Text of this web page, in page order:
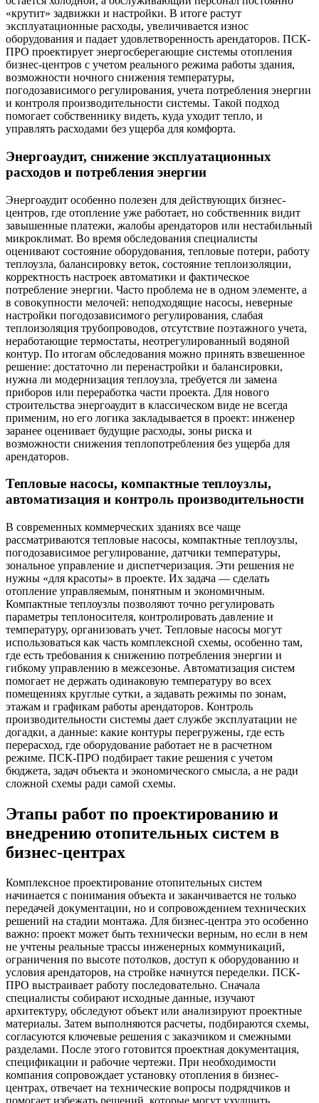
«крутит» задвижки и настройки. В итоге растут
эксплуатационные расходы, увеличивается износ
оборудования и падает удовлетворенность арендаторов. ПСК-
ПРО проектирует энергосберегающие системы отопления
бизнес-центров с учетом реального режима работы здания,
возможности ночного снижения температуры,
погодозависимого регулирования, учета потребления энергии
и контроля производительности системы. Такой подход
помогает собственнику видеть, куда уходит тепло, и
управлять расходами без ущерба для комфорта.
Энергоаудит, снижение эксплуатационных
расходов и потребления энергии
Энергоаудит особенно полезен для действующих бизнес-
центров, где отопление уже работает, но собственник видит
завышенные платежи, жалобы арендаторов или нестабильный
микроклимат. Во время обследования специалисты
оценивают состояние оборудования, тепловые потери, работу
теплоузла, балансировку веток, состояние теплоизоляции,
корректность настроек автоматики и фактическое
потребление энергии. Часто проблема не в одном элементе, а
в совокупности мелочей: неподходящие насосы, неверные
настройки погодозависимого регулирования, слабая
теплоизоляция трубопроводов, отсутствие поэтажного учета,
неработающие термостаты, неотрегулированный водяной
контур. По итогам обследования можно принять взвешенное
решение: достаточно ли перенастройки и балансировки,
нужна ли модернизация теплоузла, требуется ли замена
приборов или переработка части проекта. Для нового
строительства энергоаудит в классическом виде не всегда
применим, но его логика закладывается в проект: инженер
заранее оценивает будущие расходы, зоны риска и
возможности снижения теплопотребления без ущерба для
арендаторов.
Тепловые насосы, компактные теплоузлы,
автоматизация и контроль производительности
В современных коммерческих зданиях все чаще
рассматриваются тепловые насосы, компактные теплоузлы,
погодозависимое регулирование, датчики температуры,
зональное управление и диспетчеризация. Эти решения не
нужны «для красоты» в проекте. Их задача — сделать
отопление управляемым, понятным и экономичным.
Компактные теплоузлы позволяют точно регулировать
параметры теплоносителя, контролировать давление и
температуру, организовать учет. Тепловые насосы могут
использоваться как часть комплексной схемы, особенно там,
где есть требования к снижению потребления энергии и
гибкому управлению в межсезонье. Автоматизация систем
помогает не держать одинаковую температуру во всех
помещениях круглые сутки, а задавать режимы по зонам,
этажам и графикам работы арендаторов. Контроль
производительности системы дает службе эксплуатации не
догадки, а данные: какие контуры перегружены, где есть
перерасход, где оборудование работает не в расчетном
режиме. ПСК-ПРО подбирает такие решения с учетом
бюджета, задач объекта и экономического смысла, а не ради
сложной схемы ради самой схемы.
Этапы работ по проектированию и
внедрению отопительных систем в
бизнес-центрах
Комплексное проектирование отопительных систем
начинается с понимания объекта и заканчивается не только
передачей документации, но и сопровождением технических
решений на стадии монтажа. Для бизнес-центра это особенно
важно: проект может быть технически верным, но если в нем
не учтены реальные трассы инженерных коммуникаций,
ограничения по высоте потолков, доступ к оборудованию и
условия арендаторов, на стройке начнутся переделки. ПСК-
ПРО выстраивает работу последовательно. Сначала
специалисты собирают исходные данные, изучают
архитектуру, обследуют объект или анализируют проектные
материалы. Затем выполняются расчеты, подбираются схемы,
согласуются ключевые решения с заказчиком и смежными
разделами. После этого готовится проектная документация,
спецификации и рабочие чертежи. При необходимости
компания сопровождает установку отопления в бизнес-
центрах, отвечает на технические вопросы подрядчиков и
помогает избежать решений, которые могут ухудшить